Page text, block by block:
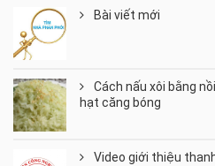
Bài viết mới
Cách nấu xôi bằng
hạt căng bóng
Video giới thiệu